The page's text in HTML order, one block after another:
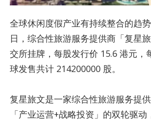
全球休闲度假产业有持续整合的趋
日，综合性旅游服务提供商「复星
交所挂牌，每股发行价 15.6 港元，
球发售共计 214200000 股。
复星旅文是一家综合性旅游服务提
「产业运营+战略投资」的双轮驱